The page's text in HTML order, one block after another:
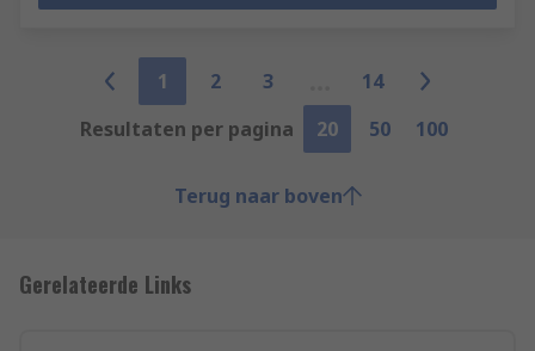
1 2 3
14
Resultaten per pagina
20 50 100
Terug naar boven
Gerelateerde Links